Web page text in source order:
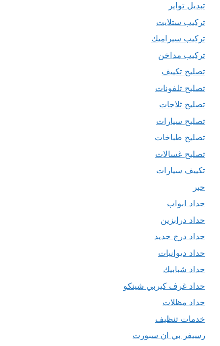
تبديل تواير
تركيب ستلايت
تركيب سيراميك
تركيب مداخن
تصليح تكييف
تصليح تلفونات
تصليح ثلاجات
تصليح سيارات
تصليح طباخات
تصليح غسالات
تكييف سيارات
حبر
حداد ابواب
حداد درابزين
حداد درج حديد
حداد ديوانيات
حداد شبابيك
حداد غرف كيربي شينكو
حداد مظلات
خدمات تنظيف
رسيفر بي ان سبورت